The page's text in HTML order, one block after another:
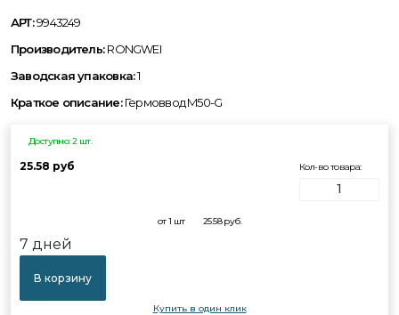
АРТ:9943249
Производитель:RONGWEI
Заводская упаковка:1
Краткое описание:Гермоввод M50-G
Доступно: 2 шт.
25.58 руб Кол-во товара:
от 1 шт 25.58руб.
7 дней
В корзину
Купить в один клик